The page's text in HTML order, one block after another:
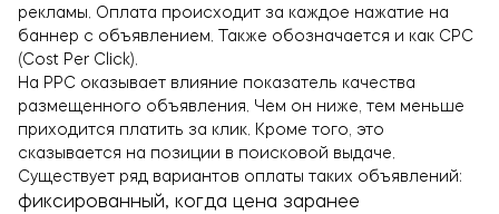
рекламы. Оплата происходит за каждое нажатие на
баннер с объявлением. Также обозначается и как СРС
(Cost Per Click).
На PPС оказывает влияние показатель качества
размещенного объявления. Чем он ниже, тем меньше
приходится платить за клик. Кроме того, это
сказывается на позиции в поисковой выдаче.
Существует ряд вариантов оплаты таких объявлений:
фиксированный, когда цена заранее